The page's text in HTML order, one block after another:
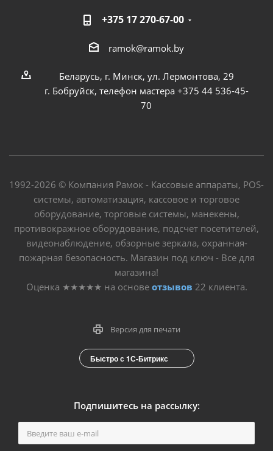
+375 17 270-67-00
ramok@ramok.by
Беларусь, г. Минск, ул. Лермонтова, 29
г. Бобруйск, телефон мастера +375 44 536-45-
70
1992-2026 © Компания Рамок - Кассовые аппараты, POS-
системы, автоматизация, кассовое и торговое
оборудование, торговые системы, манекены,
противокражное оборудование, подсчет посетителей,
видеонаблюдение, обзорные зеркала, охранная-
пожарная безопасность. Магазин под ключ - Все для
магазина!
Оценка ★★★★★ на основе отзывов 22 клиента.
Версия для печати
Быстро с 1С-Битрикс
Подпишитесь на рассылку: